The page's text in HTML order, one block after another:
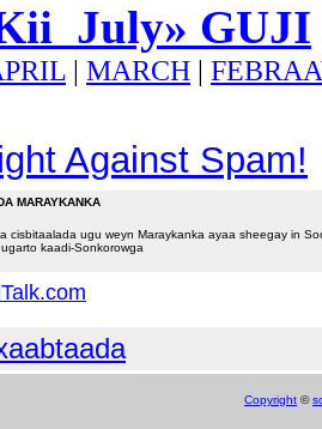
July» GUJI
| MARCH |
Against Spam!
MARAYKANKA
cisbitaalada ugu weyn Maraykanka ayaa sheegay in
kaadi-Sonkorowga
Talk.com
Copyright ©